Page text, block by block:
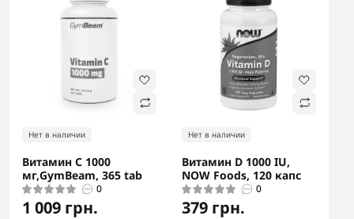
Нет в наличии
Витамин С 1000
мг,GymBeam, 365 tab
0
1 009 грн.
Нет в наличии
Витамин D 1000 IU,
NOW Foods, 120 капс
0
379 грн.